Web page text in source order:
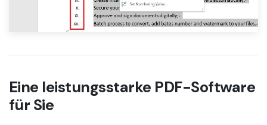
Eine leistungsstarke PDF-Software
für Sie